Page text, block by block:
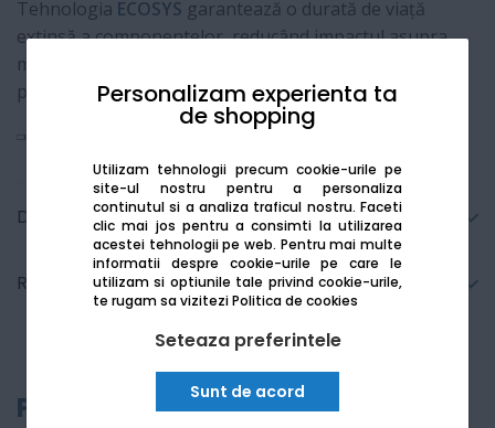
Personalizam experienta ta
de shopping
Utilizam tehnologii precum cookie-urile pe
site-ul nostru pentru a personaliza
continutul si a analiza traficul nostru. Faceti
clic mai jos pentru a consimti la utilizarea
acestei tehnologii pe web. Pentru mai multe
informatii despre cookie-urile pe care le
utilizam si optiunile tale privind cookie-urile,
te rugam sa viziteziPolitica de cookies
Seteaza preferintele
Sunt de acord
Tehnologia ECOSYS garantează o durată de viață
extinsă a componentelor, reducând impactul asupra
mediului și oferind cel mai bun raport preț-
performanță din segmentul său.
Detalii tehnice
Recenzii
Produse recomandate